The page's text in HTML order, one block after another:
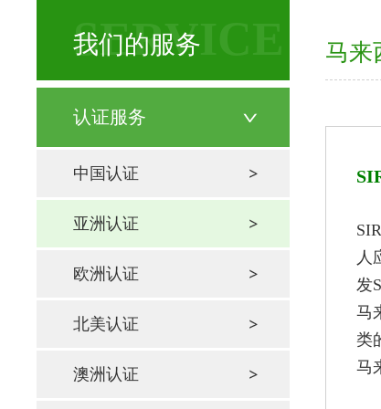
SERVICE
我们的服务
认证服务
中国认证
亚洲认证
欧洲认证
北美认证
澳洲认证
马来
人
发
马
类
马